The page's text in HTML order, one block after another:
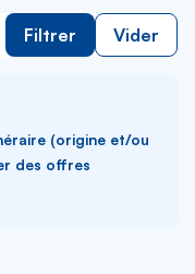
Filtrer Vider
(origine et/ou
des offres